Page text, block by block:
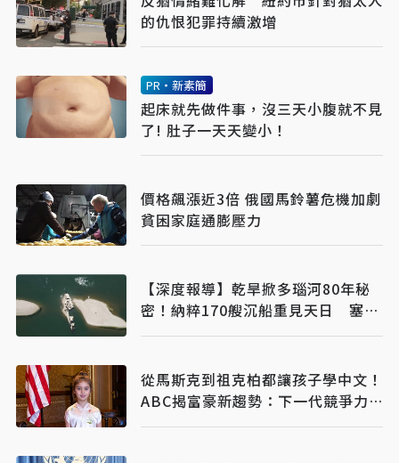
的仇恨犯罪持續激增
PR・新素簡
起床就先做件事，沒三天小腹就不見
了! 肚子一天天變小！
價格飆漲近3倍 俄國馬鈴薯危機加劇
貧困家庭通膨壓力
【深度報導】乾旱掀多瑙河80年秘
密！納粹170艘沉船重見天日 塞爾
維亞砸數億清障救航運命脈
從馬斯克到祖克柏都讓孩子學中文！
ABC揭富豪新趨勢：下一代競爭力
離不開中國